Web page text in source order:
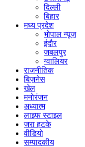
दिल्ली
बिहार
मध्य प्रदेश
भोपाल न्यूज़
इंदौर
जबलपुर
ग्वालियर
राजनीतिक
बिज़नेस
खेल
मनोरंजन
अध्यात्म
लाइफ स्टाइल
जरा हटके
वीडियो
सम्पादकीय